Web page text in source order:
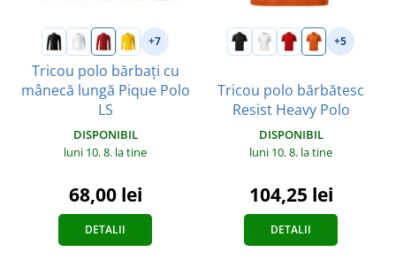
+7
Tricou polo bărbați cu
mânecă lungă Pique Polo
LS
DISPONIBIL
luni 10. 8. la tine
68,00 lei
DETALII
+5
Tricou polo bărbătesc
Resist Heavy Polo
DISPONIBIL
luni 10. 8. la tine
104,25 lei
DETALII